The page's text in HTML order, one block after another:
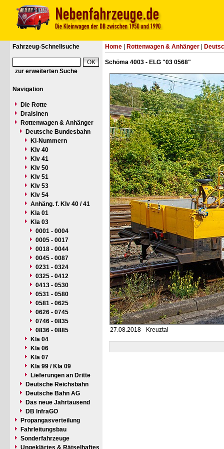
Fahrzeug-Schnellsuche
zur erweiterten Suche
Navigation
Die Rotte
Draisinen
Rottenwagen & Anhänger
Deutsche Bundesbahn
Kl-Nummern
Klv 40
Klv 41
Klv 50
Klv 51
Klv 53
Klv 54
Anhäng. f. Klv 40 / 41
Kla 01
Kla 03
0001 - 0004
0005 - 0017
0018 - 0044
0045 - 0087
0231 - 0324
0325 - 0412
0413 - 0530
0531 - 0580
0581 - 0625
0626 - 0745
0746 - 0835
0836 - 0885
Kla 04
Kla 06
Kla 07
Kla 99 / Kla 09
Lieferungen an Dritte
Deutsche Reichsbahn
Deutsche Bahn AG
Das neue Jahrtausend
DB InfraGO
Propangasverteilung
Fahrleitungsbau
Sonderfahrzeuge
Ungeklärtes & Rätselhaftes
Home Rottenwagen & Anhänger
Schöma 4003 - ELG "03 0568"
27.08.2018 - Kreuztal